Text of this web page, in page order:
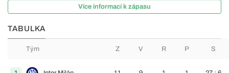
Více informací k zápasu
TABULKA
Tým Z V R P S